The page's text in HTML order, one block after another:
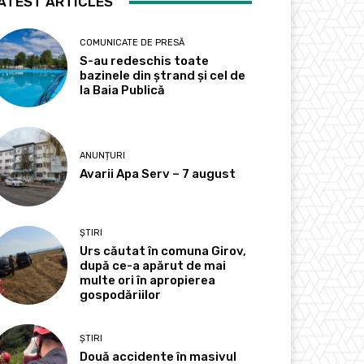
COMUNICATE DE PRESĂ
S-au redeschis toate
bazinele din ștrand și cel de
la Baia Publică
ANUNȚURI
Avarii Apa Serv – 7 august
ȘTIRI
Urs căutat în comuna Girov,
după ce-a apărut de mai
multe ori în apropierea
gospodăriilor
ȘTIRI
Două accidente în masivul